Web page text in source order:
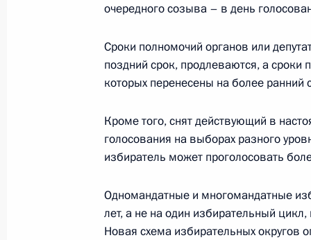
11 октября 2012 года, четверг
Указ о праздновании 175-летия
Внесены изменения в закон об
4 октября 2012 года, 12:30
очередного созыва – в день
Сроки полномочий органов или
поздний срок, продлеваются, а сроки
которых перенесены на более ранний
Кроме того, снят действующий в
голосования на выборах разного
избиратель может проголосовать
Одномандатные и многомандатные
лет, а не на один избирательный
Новая схема избирательных округов